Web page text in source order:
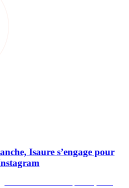
Isaure s’engage pour